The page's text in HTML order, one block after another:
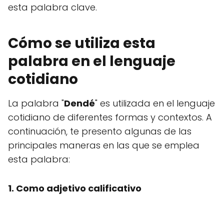
esta palabra clave.
Cómo se utiliza esta
palabra en el lenguaje
cotidiano
La palabra "Dendé" es utilizada en el lenguaje
cotidiano de diferentes formas y contextos. A
continuación, te presento algunas de las
principales maneras en las que se emplea
esta palabra:
1. Como adjetivo calificativo